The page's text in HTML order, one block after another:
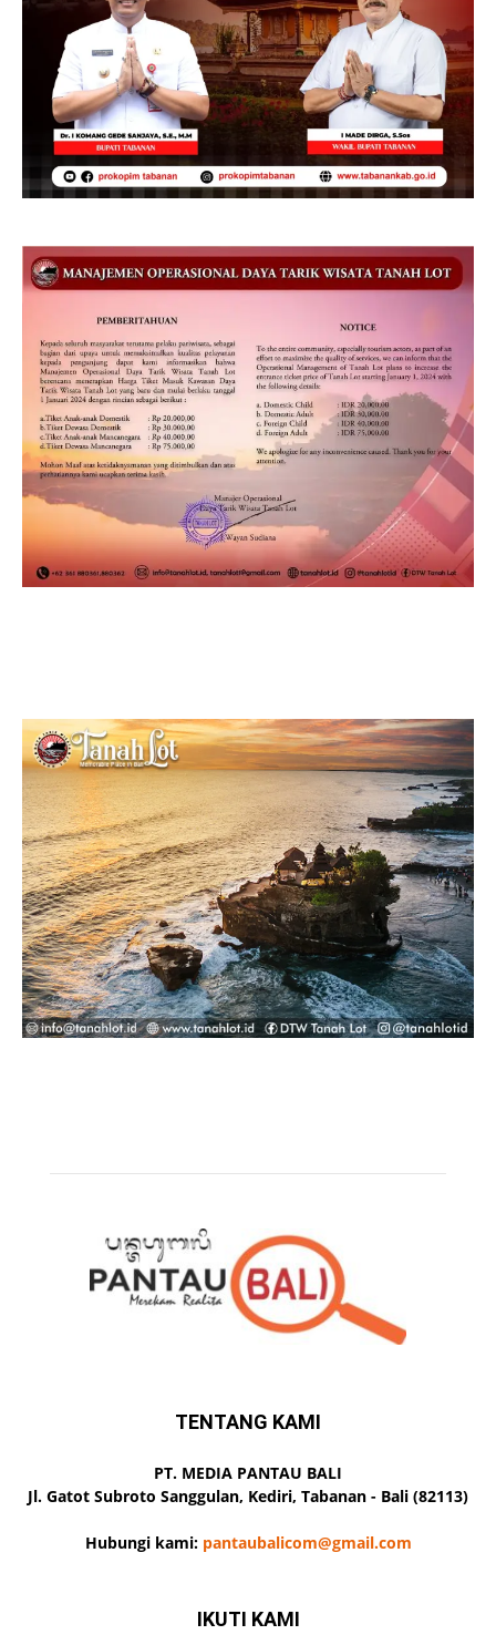
TENTANG KAMI
PT. MEDIA PANTAU BALI
Jl. Gatot Subroto Sanggulan, Kediri, Tabanan - Bali (82113)
Hubungi kami: pantaubalicom@gmail.com
IKUTI KAMI